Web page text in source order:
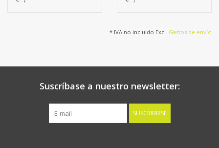
* IVA no incluido Excl. Gastos de envío
Suscríbase a nuestro newsletter:
SUSCRIBIRSE